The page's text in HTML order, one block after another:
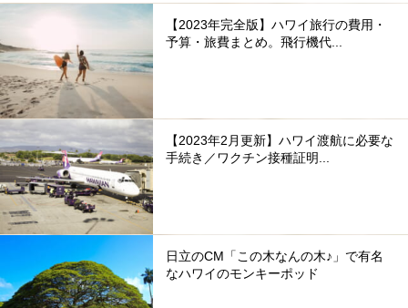
【2023年完全版】ハワイ旅行の費用・
予算・旅費まとめ。飛行機代...
【2023年2月更新】ハワイ渡航に必要な
手続き／ワクチン接種証明...
日立のCM「この木なんの木♪」で有名
なハワイのモンキーポッド